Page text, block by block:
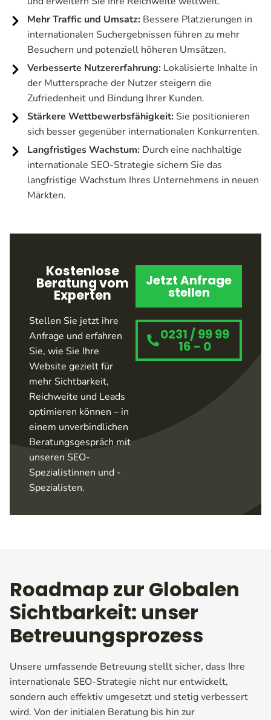
Mehr Traffic und Umsatz:Bessere Platzierungen in
internationalen Suchergebnissen führen zu mehr
Besuchern und potenziell höheren Umsätzen.
Verbesserte Nutzererfahrung:Lokalisierte Inhalte in
der Muttersprache der Nutzer steigern die
Zufriedenheit und Bindung Ihrer Kunden.
Stärkere Wettbewerbsfähigkeit:Sie positionieren
sich besser gegenüber internationalen Konkurrenten.
Langfristiges Wachstum:Durch eine nachhaltige
internationale SEO-Strategie sichern Sie das
langfristige Wachstum Ihres Unternehmens in neuen
Märkten.
Kostenlose
Beratung vom
Experten
Stellen Sie jetzt ihre
Anfrage und erfahren
Sie, wie Sie Ihre
Website gezielt für
mehr Sichtbarkeit,
Reichweite und Leads
optimieren können – in
einem unverbindlichen
Beratungsgespräch mit
unseren SEO-
Spezialistinnen und -
Spezialisten.
Jetzt Anfrage
stellen
0231 / 99 99
16 - 0
Roadmap zur Globalen
Sichtbarkeit: unser
Betreuungsprozess
Unsere umfassende Betreuung stellt sicher, dass Ihre
internationale SEO-Strategie nicht nur entwickelt,
sondern auch effektiv umgesetzt und stetig verbessert
wird. Von der initialen Beratung bis hin zur